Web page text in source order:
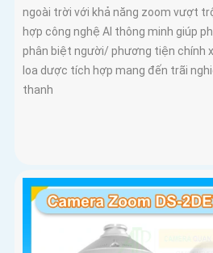
ngoài trời với khả năng zoom vượt
hợp công nghệ AI thông minh giúp
phân biệt người/ phương tiện chính
loa dược tích hợp mang đến trãi
thanh